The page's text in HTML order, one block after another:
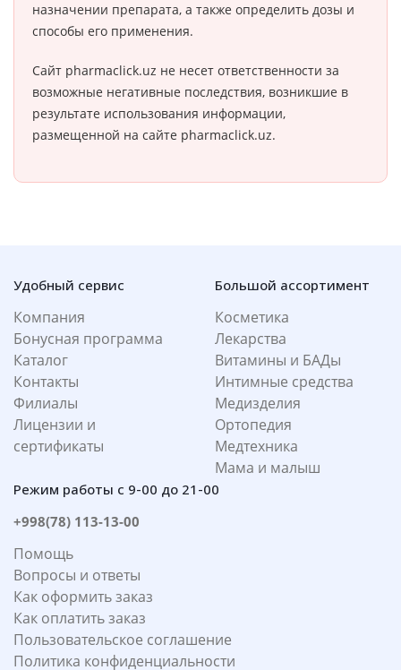
назначении препарата, а также определить дозы и
способы его применения.
Сайт pharmaclick.uz не несет ответственности за
возможные негативные последствия, возникшие в
результате использования информации,
размещенной на сайте pharmaclick.uz.
Удобный сервис
Компания
Бонусная программа
Каталог
Контакты
Филиалы
Лицензии и
сертификаты
Большой ассортимент
Косметика
Лекарства
Витамины и БАДы
Интимные средства
Медизделия
Ортопедия
Медтехника
Мама и малыш
Режим работы с 9-00 до 21-00
+998(78) 113-13-00
Помощь
Вопросы и ответы
Как оформить заказ
Как оплатить заказ
Пользовательское соглашение
Политика конфиденциальности